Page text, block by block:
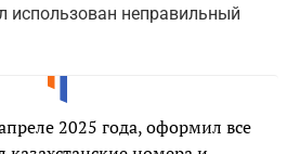
использован неправильный
2025 года, оформил все